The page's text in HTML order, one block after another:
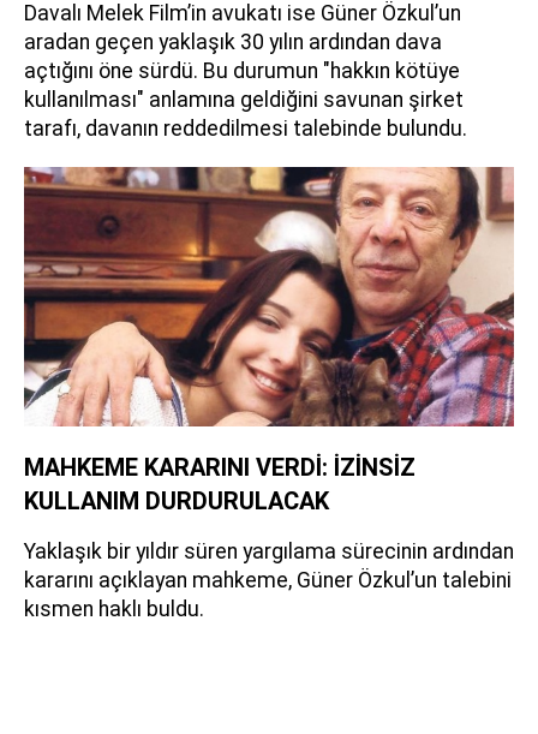
Davalı Melek Film’in avukatı ise Güner Özkul’un
aradan geçen yaklaşık 30 yılın ardından dava
açtığını öne sürdü. Bu durumun "hakkın kötüye
kullanılması" anlamına geldiğini savunan şirket
tarafı, davanın reddedilmesi talebinde bulundu.
MAHKEME KARARINI VERDİ: İZİNSİZ
KULLANIM DURDURULACAK
Yaklaşık bir yıldır süren yargılama sürecinin ardından
kararını açıklayan mahkeme, Güner Özkul’un talebini
kısmen haklı buldu.